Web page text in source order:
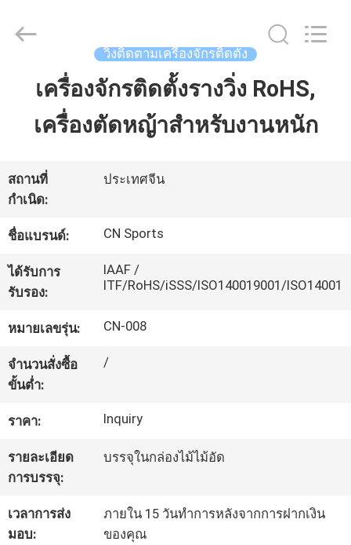
บ้าน
เกี่ยว
กับ
เรา
ทัวร์
โรงงาน
คุณภาพ
ติดต่อ
Materials
วิ่งติดตามเครื่องจักรติดตั้ง
เครื่องจักรติดตั้งรางวิ่ง RoHS,
เครื่องตัดหญ้าสำหรับงานหนัก
สถานที่
กำเนิด:
ประเทศจีน
ชื่อแบรนด์: CN Sports
ได้รับการ
รับรอง:
IAAF /
ITF/RoHS/iSSS/ISO140019001/ISO14001
หมายเลขรุ่น: CN-008
จำนวนสั่งซื้อ
ขั้นต่ำ:
/
ราคา: Inquiry
รายละเอียด
การบรรจุ:
บรรจุในกล่องไม้ไม้อัด
เวลาการส่ง
มอบ:
ภายใน 15 วันทำการหลังจากการฝากเงิน
ของคุณ